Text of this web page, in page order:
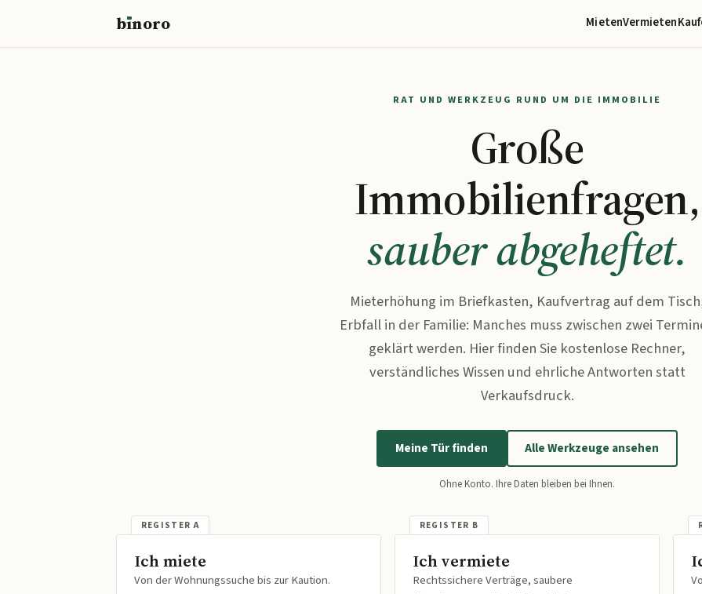
bınoro MietenVermieten
RAT UND WERKZEUG RUND UM DIE IMMOBILIE
Große
Immobilienfragen,
sauber abgeheftet.
Mieterhöhung im Briefkasten, Kaufvertrag auf dem
Erbfall in der Familie: Manches muss zwischen zwei
geklärt werden. Hier finden Sie kostenlose Rechner,
verständliches Wissen und ehrliche Antworten statt
Verkaufsdruck.
Meine Tür finden Alle Werkzeuge ansehen
Ohne Konto. Ihre Daten bleiben bei Ihnen.
Ich miete
Von der Wohnungssuche bis zur Kaution.
Ich vermiete
Rechtssichere Verträge, saubere